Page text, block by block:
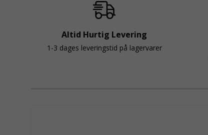
Altid Hurtig Levering
1-3 dages leveringstid på lagervarer